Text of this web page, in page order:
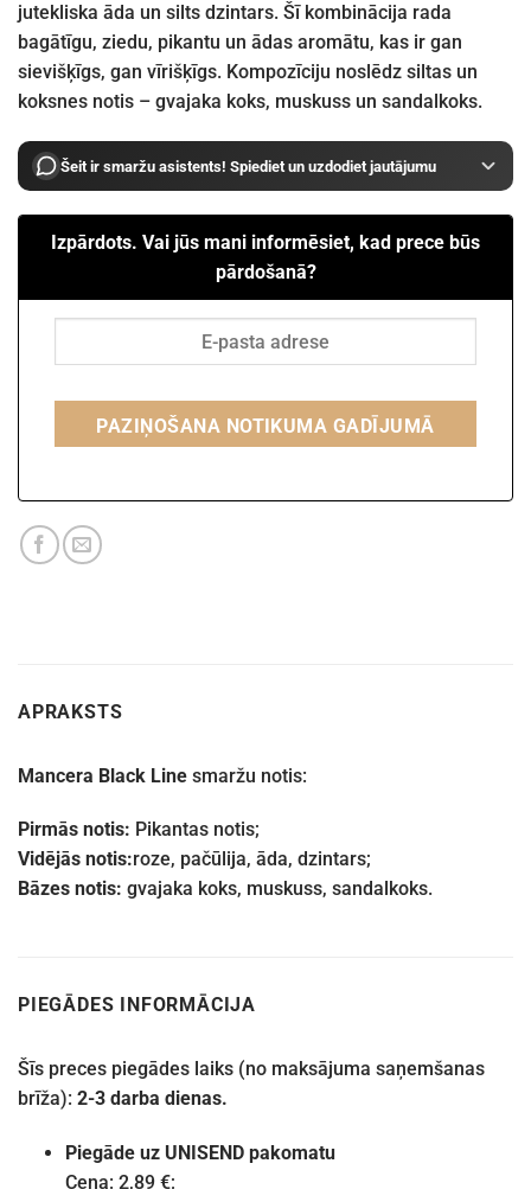
jutekliska āda un silts dzintars. Šī kombinācija rada
bagātīgu, ziedu, pikantu un ādas aromātu, kas ir gan
sievišķīgs, gan vīrišķīgs. Kompozīciju noslēdz siltas un
koksnes notis – gvajaka koks, muskuss un sandalkoks.
Šeit ir smaržu asistents! Spiediet un uzdodiet jautājumu
Izpārdots. Vai jūs mani informēsiet, kad prece būs
pārdošanā?
PAZIŅOŠANA NOTIKUMA GADĪJUMĀ
APRAKSTS
Mancera Black Line smaržu notis:
Pirmās notis: Pikantas notis;
Vidējās notis:roze, pačūlija, āda, dzintars;
Bāzes notis: gvajaka koks, muskuss, sandalkoks.
PIEGĀDES INFORMĀCIJA
Šīs preces piegādes laiks (no maksājuma saņemšanas
brīža): 2-3 darba dienas.
Piegāde uz UNISEND pakomatu
Cena: 2,89 €;